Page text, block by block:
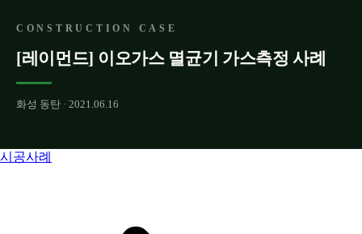
CONSTRUCTION CASE
[레이먼드] 이오가스 멸균기 가스측정 사례
화성 동탄 · 2021.06.16
시공사례